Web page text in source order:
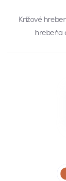
Krížové
hrebeňa